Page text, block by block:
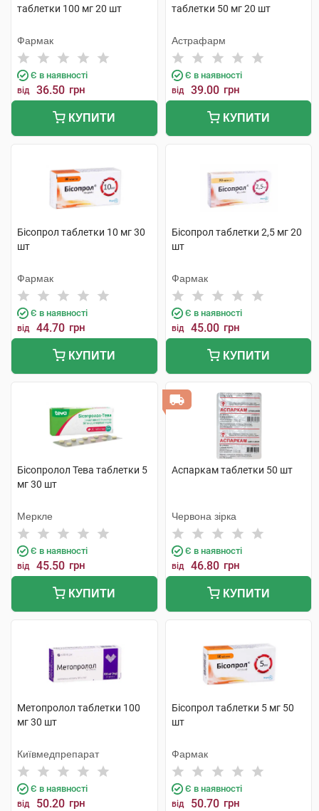
таблетки 100 мг 20 шт
Фармак
Є в наявності
від 36.50 грн
КУПИТИ
таблетки 50 мг 20 шт
Астрафарм
Є в наявності
від 39.00 грн
КУПИТИ
Бісопрол таблетки 10 мг 30
шт
Фармак
Є в наявності
від 44.70 грн
КУПИТИ
Бісопрол таблетки 2,5 мг 20
шт
Фармак
Є в наявності
від 45.00 грн
КУПИТИ
Бісопролол Тева таблетки 5
мг 30 шт
Меркле
Є в наявності
від 45.50 грн
КУПИТИ
Аспаркам таблетки 50 шт
Червона зірка
Є в наявності
від 46.80 грн
КУПИТИ
Метопролол таблетки 100
мг 30 шт
Київмедпрепарат
Є в наявності
від 50.20 грн
Бісопрол таблетки 5 мг 50
шт
Фармак
Є в наявності
від 50.70 грн